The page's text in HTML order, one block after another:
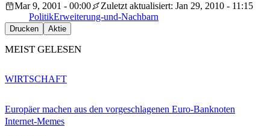
Mar 9, 2001 - 00:00
Zuletzt aktualisiert: Jan 29, 2010 - 11:15
PolitikErweiterung-und-Nachbarn
Drucken Aktie
MEIST GELESEN
Europäer machen aus den vorgeschlagenen Euro-Banknoten
Internet-Memes
WIRTSCHAFT